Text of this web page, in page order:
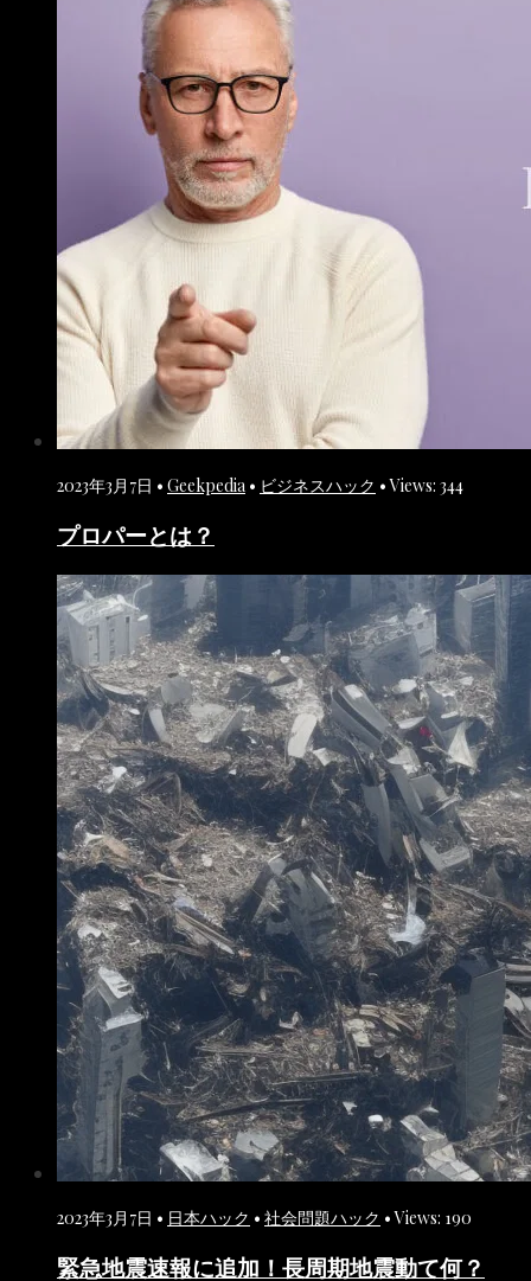
2023年3月7日 • Geekpedia • ビジネスハック •Views: 344
プロパーとは？
2023年3月7日 • 日本ハック • 社会問題ハック •Views: 190
緊急地震速報に追加！長周期地震動て何？